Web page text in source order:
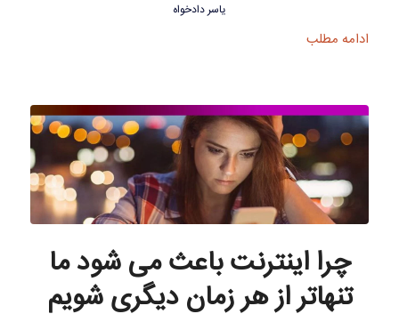
یاسر دادخواه
ادامه مطلب
چرا اینترنت باعث می شود ما
تنهاتر از هر زمان دیگری شویم